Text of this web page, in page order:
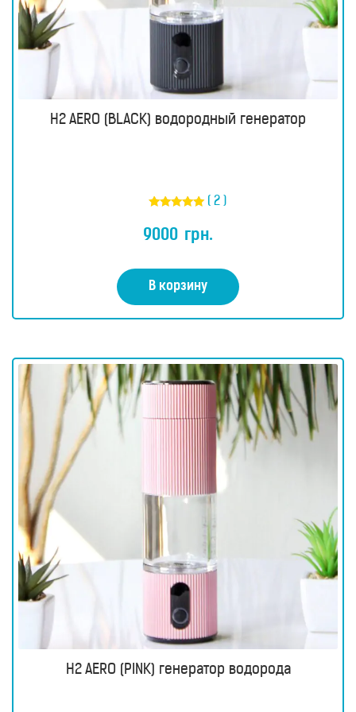
H2 AERO (BLACK) водородный генератор
5.00
из 5
( 2 )
9000 грн.
В корзину
H2 AERO (PINK) генератор водорода